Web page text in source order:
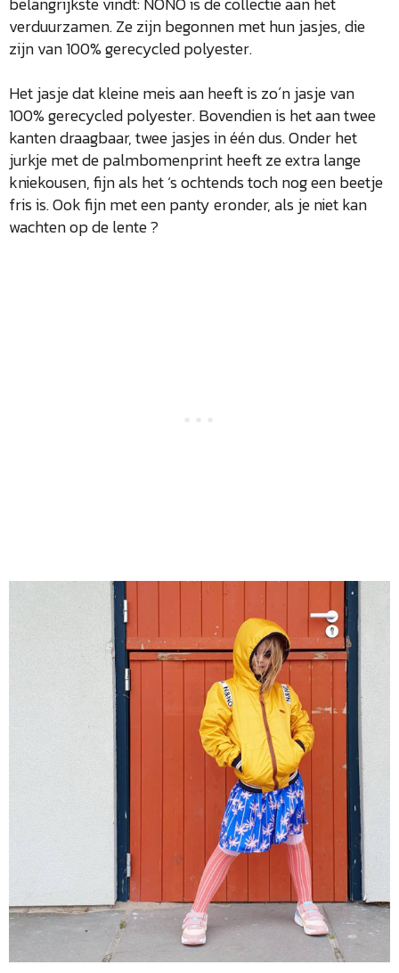
verduurzamen. Ze zijn begonnen met hun jasjes, die
zijn van 100% gerecycled polyester.
Het jasje dat kleine meis aan heeft is zo´n jasje van
100% gerecycled polyester. Bovendien is het aan twee
kanten draagbaar, twee jasjes in één dus. Onder het
jurkje met de palmbomenprint heeft ze extra lange
kniekousen, fijn als het ‘s ochtends toch nog een beetje
fris is. Ook fijn met een panty eronder, als je niet kan
wachten op de lente ?